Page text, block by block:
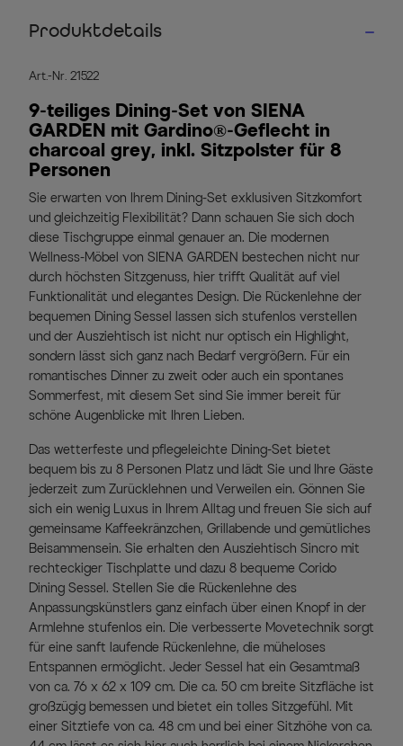
Produktdetails
Art.-Nr. 21522
9-teiliges Dining-Set von SIENA
GARDEN mit Gardino®-Geflecht in
charcoal grey, inkl. Sitzpolster für 8
Personen
Sie erwarten von Ihrem Dining-Set exklusiven Sitzkomfort
und gleichzeitig Flexibilität? Dann schauen Sie sich doch
diese Tischgruppe einmal genauer an. Die modernen
Wellness-Möbel von SIENA GARDEN bestechen nicht nur
durch höchsten Sitzgenuss, hier trifft Qualität auf viel
Funktionalität und elegantes Design. Die Rückenlehne der
bequemen Dining Sessel lassen sich stufenlos verstellen
und der Ausziehtisch ist nicht nur optisch ein Highlight,
sondern lässt sich ganz nach Bedarf vergrößern. Für ein
romantisches Dinner zu zweit oder auch ein spontanes
Sommerfest, mit diesem Set sind Sie immer bereit für
schöne Augenblicke mit Ihren Lieben.
Das wetterfeste und pflegeleichte Dining-Set bietet
bequem bis zu 8 Personen Platz und lädt Sie und Ihre Gäste
jederzeit zum Zurücklehnen und Verweilen ein. Gönnen Sie
sich ein wenig Luxus in Ihrem Alltag und freuen Sie sich auf
gemeinsame Kaffeekränzchen, Grillabende und gemütliches
Beisammensein. Sie erhalten den Ausziehtisch Sincro mit
rechteckiger Tischplatte und dazu 8 bequeme Corido
Dining Sessel. Stellen Sie die Rückenlehne des
Anpassungskünstlers ganz einfach über einen Knopf in der
Armlehne stufenlos ein. Die verbesserte Movetechnik sorgt
für eine sanft laufende Rückenlehne, die müheloses
Entspannen ermöglicht. Jeder Sessel hat ein Gesamtmaß
von ca. 76 x 62 x 109 cm. Die ca. 50 cm breite Sitzfläche ist
großzügig bemessen und bietet ein tolles Sitzgefühl. Mit
einer Sitztiefe von ca. 48 cm und bei einer Sitzhöhe von ca.